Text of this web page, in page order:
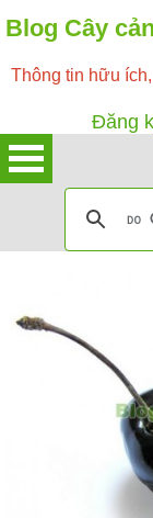
Blog Cây
Thông tin hữu
Đăng